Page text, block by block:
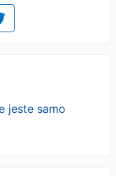
jeste samo